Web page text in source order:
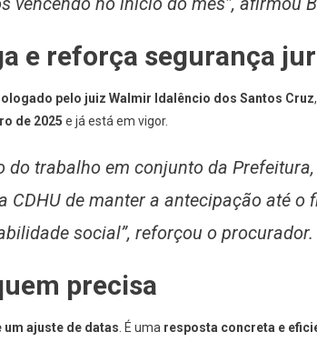
e reforça segurança
pelo juiz Walmir Idalêncio dos Santos Cruz
de 2025 e já está em vigor.
do trabalho em conjunto da
CDHU de manter a antecipação até o
social”, reforçou o procurador.
precisa
um ajuste de datas . É uma resposta concreta e